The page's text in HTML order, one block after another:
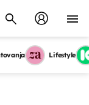
Lifestyle